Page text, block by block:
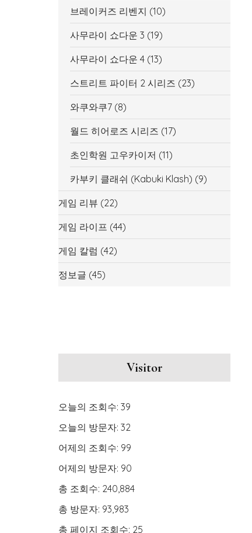
브레이커즈 리벤지 (10)
사무라이 쇼다운 3 (19)
사무라이 쇼다운 4 (13)
스트리트 파이터 2 시리즈 (23)
와쿠와쿠7 (8)
월드 히어로즈 시리즈 (17)
초인학원 고우카이저 (11)
카부키 클래쉬 (Kabuki Klash) (9)
게임 리뷰 (22)
게임 라이프 (44)
게임 칼럼 (42)
정보글 (45)
Visitor
오늘의 조회수: 39
오늘의 방문자: 32
어제의 조회수: 99
어제의 방문자: 90
총 조회수: 240,884
총 방문자: 93,983
총 페이지 조회수: 25